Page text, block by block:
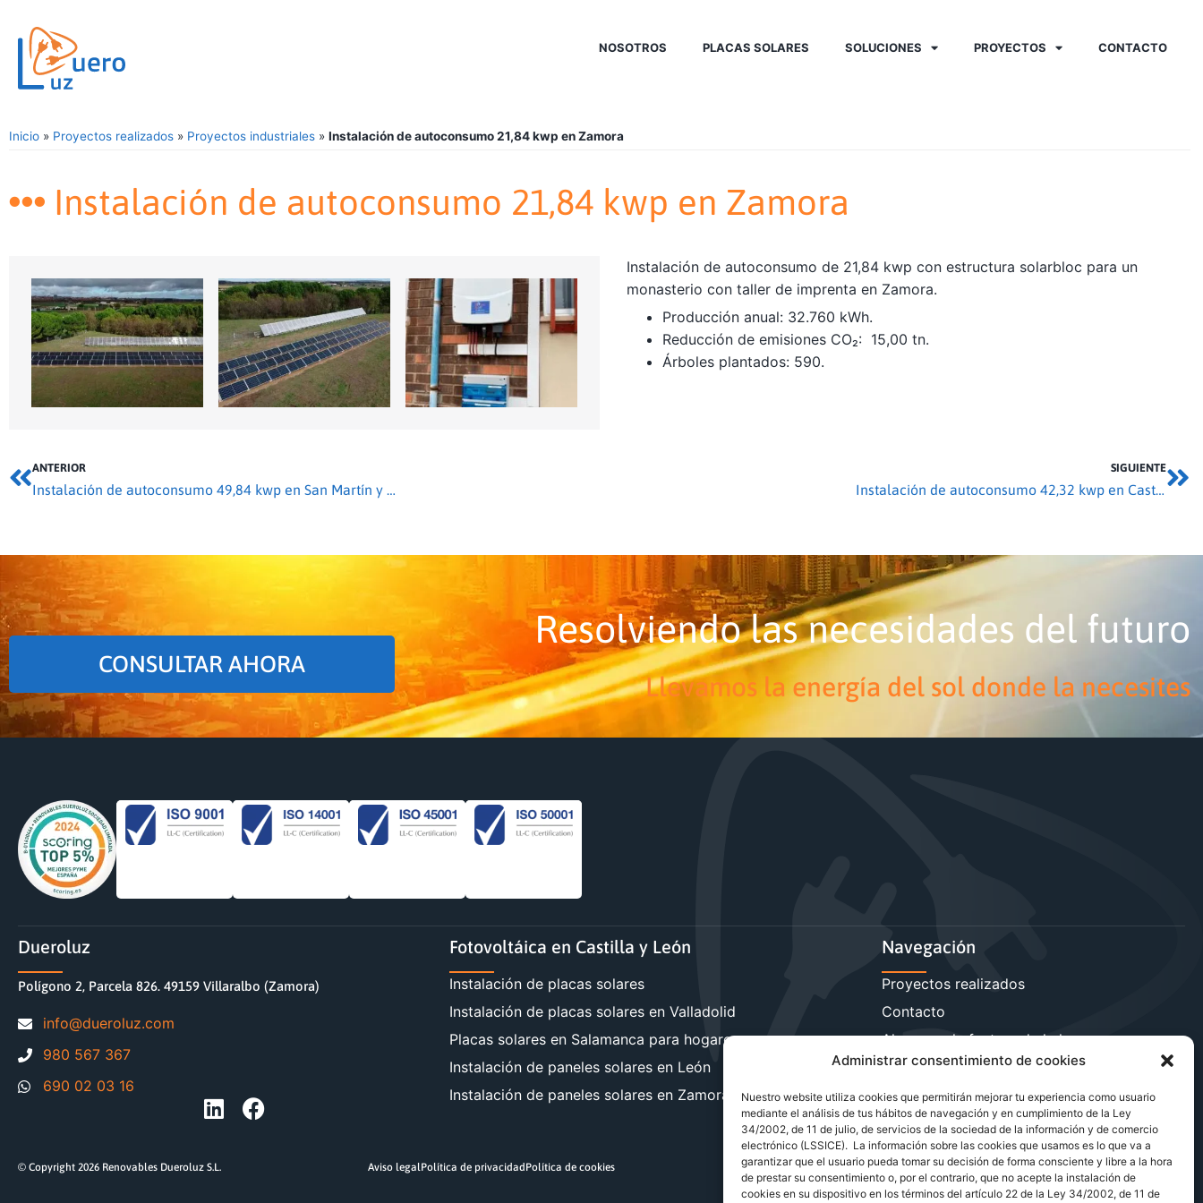
Administrar consentimiento de cookies
Nuestro website utiliza cookies que permitirán mejorar tu experiencia como usuario
mediante el análisis de tus hábitos de navegación y en cumplimiento de la Ley
34/2002, de 11 de julio, de servicios de la sociedad de la información y de comercio
electrónico (LSSICE). La información sobre las cookies que usamos es lo que va a
garantizar que el usuario pueda tomar su decisión de forma consciente y libre a la hora
de prestar su consentimiento o, por el contrario, que no acepte la instalación de
cookies en su dispositivo en los términos del artículo 22 de la Ley 34/2002, de 11 de
NOSOTROS PLACAS SOLARES SOLUCIONES PROYECTOS CONTACTO
Inicio » Proyectos realizados » Proyectos industriales » Instalación de autoconsumo 21,84 kwp en Zamora
Instalación de autoconsumo 21,84 kwp en Zamora
Instalación de autoconsumo de 21,84 kwp con estructura solarbloc para un
monasterio con taller de imprenta en Zamora.
Producción anual: 32.760 kWh.
Reducción de emisiones CO₂: 15,00 tn.
Árboles plantados: 590.
ANTERIOR
Instalación de autoconsumo 49,84 kwp en San Martín y Mudrián
SIGUIENTE
Instalación de autoconsumo 42,32 kwp en Castronuño
CONSULTAR AHORA
Resolviendo las necesidades del futuro
Llevamos la energía del sol donde la necesites
Dueroluz
Polígono 2, Parcela 826. 49159 Villaralbo (Zamora)
moc.zuloreud@ofni
980 567 367
690 02 03 16
Fotovoltáica en Castilla y León
Instalación de placas solares
Instalación de placas solares en Valladolid
Placas solares en Salamanca para hogares y empresa
Instalación de paneles solares en León
Instalación de paneles solares en Zamora
Navegación
Proyectos realizados
Contacto
Ahorra en la factura de la luz
Reduce la carga reactiva
Más servicios energéticos
Blog de energía y ahorro
© Copyright 2026 Renovables Dueroluz S.L. Aviso legalPolítica de privacidadPolítica de cookies